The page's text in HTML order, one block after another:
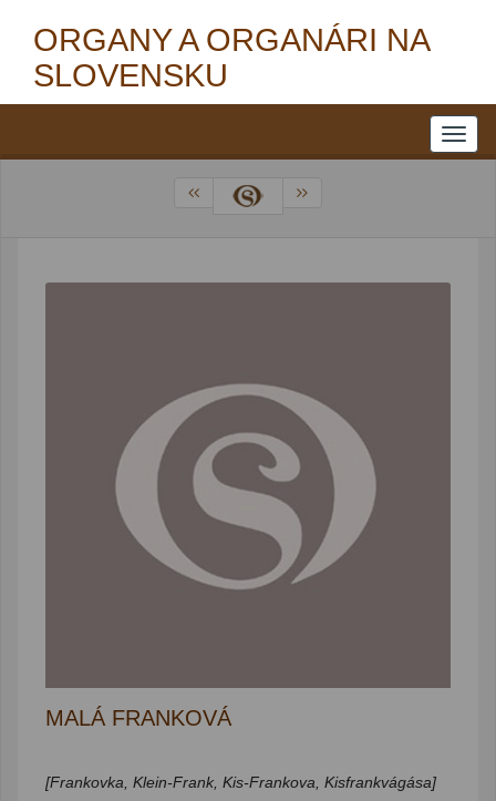
ORGANY A ORGANÁRI NA
SLOVENSKU
MALÁ FRANKOVÁ
[Frankovka, Klein-Frank, Kis-Frankova, Kisfrankvágása]